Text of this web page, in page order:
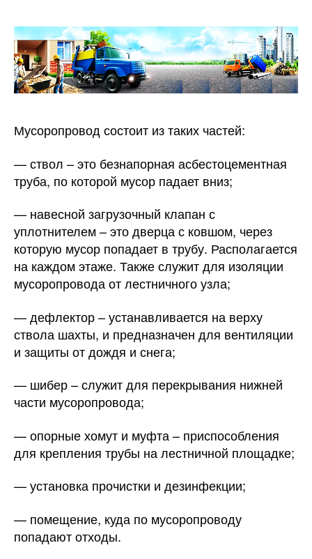
Мусоропровод состоит из таких частей:
— ствол – это безнапорная асбестоцементная
труба, по которой мусор падает вниз;
— навесной загрузочный клапан с
уплотнителем – это дверца с ковшом, через
которую мусор попадает в трубу. Располагается
на каждом этаже. Также служит для изоляции
мусоропровода от лестничного узла;
— дефлектор – устанавливается на верху
ствола шахты, и предназначен для вентиляции
и защиты от дождя и снега;
— шибер – служит для перекрывания нижней
части мусоропровода;
— опорные хомут и муфта – приспособления
для крепления трубы на лестничной площадке;
— установка прочистки и дезинфекции;
— помещение, куда по мусоропроводу
попадают отходы.